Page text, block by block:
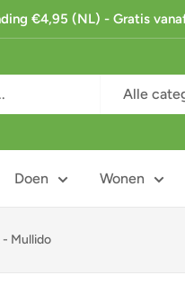
€4,95 (NL) - Gratis
Alle
Doen Wonen
- Mullido